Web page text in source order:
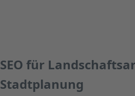
SEO für
Stadtplanung